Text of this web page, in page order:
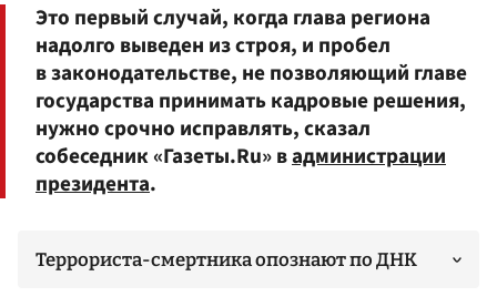
Это первый случай, когда глава региона
надолго выведен из строя, и пробел
в законодательстве, не позволяющий главе
государства принимать кадровые решения,
нужно срочно исправлять, сказал
собеседник «Газеты.Ru» вадминистрации
президента.
Террориста-смертника опознают по ДНК